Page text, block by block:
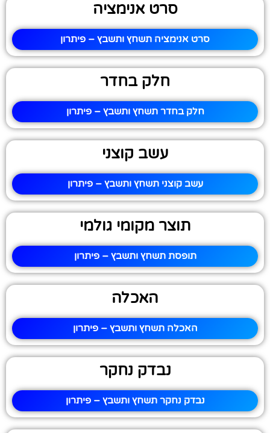
סרט אנימציה
סרט אנימציה תשחץ ותשבץ – פיתרון
חלק בחדר
חלק בחדר תשחץ ותשבץ – פיתרון
עשב קוצני
עשב קוצני תשחץ ותשבץ – פיתרון
תוצר מקומי גולמי
תופסת תשחץ ותשבץ – פיתרון
האכלה
האכלה תשחץ ותשבץ – פיתרון
נבדק נחקר
נבדק נחקר תשחץ ותשבץ – פיתרון